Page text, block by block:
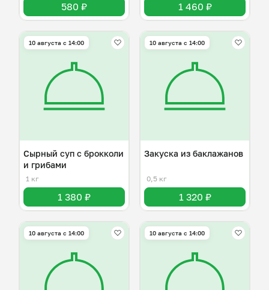
580 ₽ 1 460 ₽
10 августа с 14:00
Сырный суп с брокколи
и грибами
1 кг
1 380 ₽
10 августа с 14:00
Закуска из баклажанов
0,5 кг
1 320 ₽
10 августа с 14:00 10 августа с 14:00